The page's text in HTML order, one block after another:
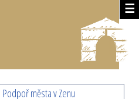
☰
Podpoř města v Zenu